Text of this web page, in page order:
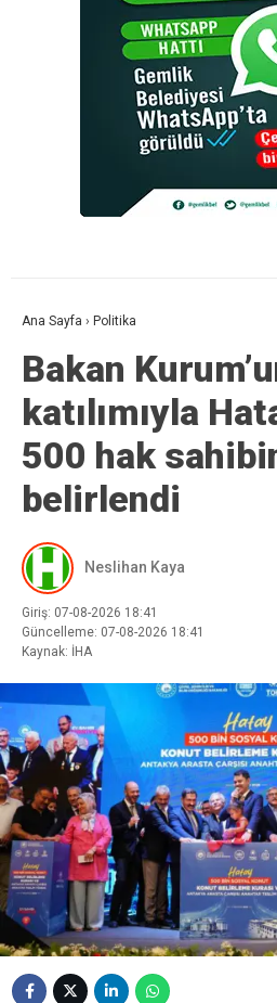
Ana Sayfa › Politika
Bakan
katılımıyla
500 hak
belirlendi
Neslihan Kaya
Giriş: 07-08-2026 18:41
Güncelleme: 07-08-2026 18:41
Kaynak: İHA